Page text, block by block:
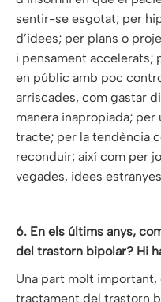
sentir-se esgotat; per
d’idees; per plans o
i pensament accelerats;
en públic amb poc
arriscades, com gastar
manera inapropiada;
tracte; per la tendència
reconduir; així com per
vegades, idees
6. En els últims anys,
del trastorn bipolar? Hi
Una part molt important,
tractament del trastorn